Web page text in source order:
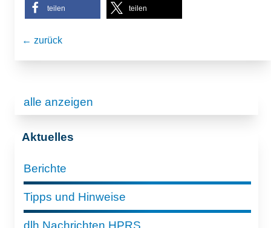
teilen teilen
← zurück
alle anzeigen
Aktuelles
Berichte
Tipps und Hinweise
dlh Nachrichten HPRS